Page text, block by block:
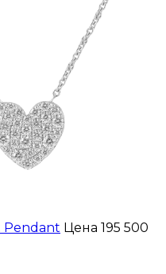
Pendant Цена 195 500